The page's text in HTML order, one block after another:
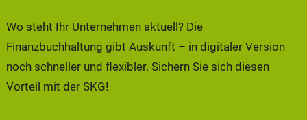
Wo steht Ihr Unternehmen aktuell? Die
Finanzbuchhaltung gibt Auskunft – in digitaler Version
noch schneller und flexibler. Sichern Sie sich diesen
Vorteil mit der SKG!